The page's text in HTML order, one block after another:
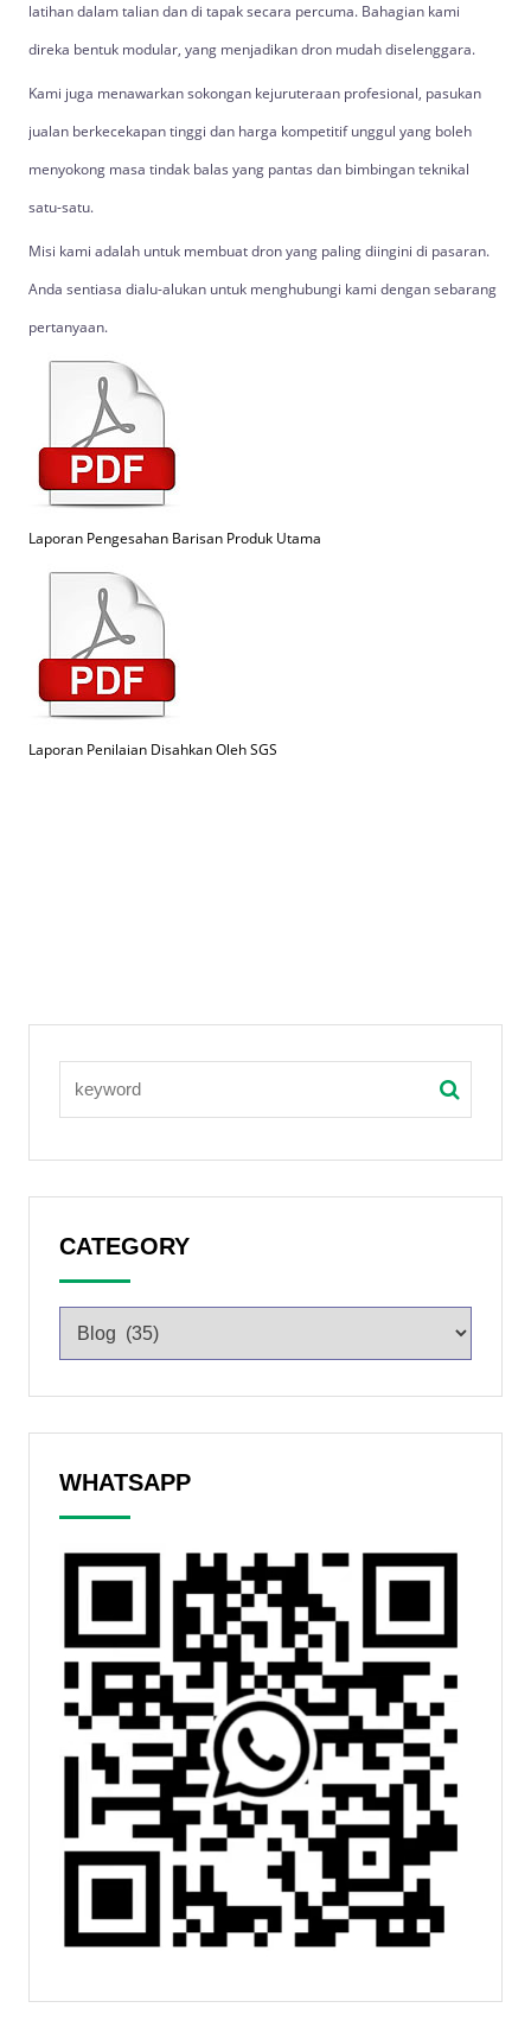
latihan dalam talian dan di tapak secara percuma. Bahagian kami
direka bentuk modular, yang menjadikan dron mudah diselenggara.
Kami juga menawarkan sokongan kejuruteraan profesional, pasukan
jualan berkecekapan tinggi dan harga kompetitif unggul yang boleh
menyokong masa tindak balas yang pantas dan bimbingan teknikal
satu-satu.
Misi kami adalah untuk membuat dron yang paling diingini di pasaran.
Anda sentiasa dialu-alukan untuk menghubungi kami dengan sebarang
pertanyaan.
Laporan Pengesahan Barisan Produk Utama
Laporan Penilaian Disahkan Oleh SGS
CATEGORY
WHATSAPP